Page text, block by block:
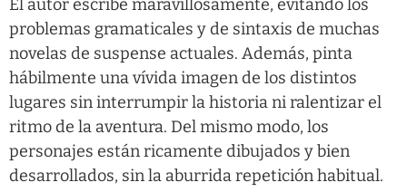
El autor escribe maravillosamente, evitando los
problemas gramaticales y de sintaxis de muchas
novelas de suspense actuales. Además, pinta
hábilmente una vívida imagen de los distintos
lugares sin interrumpir la historia ni ralentizar el
ritmo de la aventura. Del mismo modo, los
personajes están ricamente dibujados y bien
desarrollados, sin la aburrida repetición habitual.